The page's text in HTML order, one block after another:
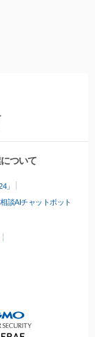
ついて
」
談AIチャットボット